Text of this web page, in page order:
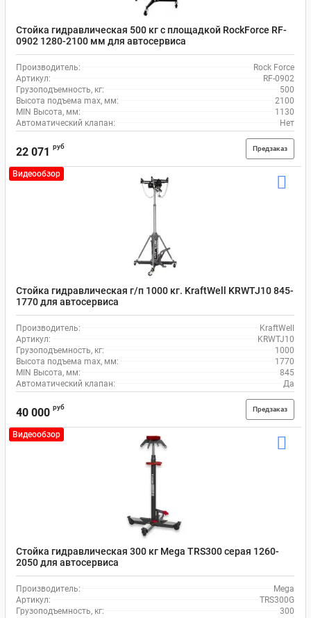
Стойка гидравлическая 500 кг с площадкой RockForce RF-
0902 1280-2100 мм для автосервиса
Производитель:
Rock Force
Артикул:
RF-0902
Грузоподъемность, кг:
500
Высота подъема max, мм:
2100
MIN Высота, мм:
1130
Автоматический клапан:
Нет
22 071 руб Предзаказ
Видеообзор
Стойка гидравлическая г/п 1000 кг. KraftWell KRWTJ10 845-
1770 для автосервиса
Производитель:
KraftWell
Артикул:
KRWTJ10
Грузоподъемность, кг:
1000
Высота подъема max, мм:
1770
MIN Высота, мм:
845
Автоматический клапан:
Да
40 000 руб Предзаказ
Видеообзор
Стойка гидравлическая 300 кг Mega TRS300 серая 1260-
2050 для автосервиса
Производитель:
Mega
Артикул:
TRS300G
Грузоподъемность, кг:
300